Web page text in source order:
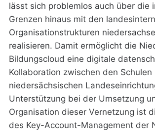
lässt sich problemlos auch über die
Grenzen hinaus mit den
Organisationstrukturen
realisieren. Damit ermöglicht die
Bildungscloud eine digitale
Kollaboration zwischen den Schulen
niedersächsischen
Unterstützung bei der Umsetzung
Organisation dieser Vernetzung ist
des Key-Account-Management der